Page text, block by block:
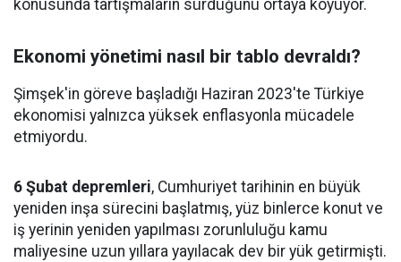
konusunda tartışmaların sürdüğünü ortaya koyuyor.
Ekonomi yönetimi nasıl bir tablo devraldı?
Şimşek'in göreve başladığı Haziran 2023'te Türkiye
ekonomisi yalnızca yüksek enflasyonla mücadele
etmiyordu.
6 Şubat depremleri, Cumhuriyet tarihinin en büyük
yeniden inşa sürecini başlatmış, yüz binlerce konut ve
iş yerinin yeniden yapılması zorunluluğu kamu
maliyesine uzun yıllara yayılacak dev bir yük getirmişti.